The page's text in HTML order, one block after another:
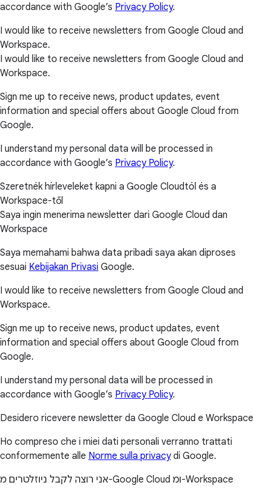
accordance with Google’s Privacy Policy.
I would like to receive newsletters from Google Cloud and
Workspace.
I would like to receive newsletters from Google Cloud and
Workspace.
Sign me up to receive news, product updates, event
information and special offers about Google Cloud from
Google.
I understand my personal data will be processed in
accordance with Google’s Privacy Policy.
Szeretnék hírleveleket kapni a Google Cloudtól és a
Workspace-től
Saya ingin menerima newsletter dari Google Cloud dan
Workspace
Saya memahami bahwa data pribadi saya akan diproses
sesuai Kebijakan Privasi Google.
I would like to receive newsletters from Google Cloud and
Workspace.
Sign me up to receive news, product updates, event
information and special offers about Google Cloud from
Google.
I understand my personal data will be processed in
accordance with Google’s Privacy Policy.
Desidero ricevere newsletter da Google Cloud e Workspace
Ho compreso che i miei dati personali verranno trattati
conformemente alle Norme sulla privacydi Google.
אני רוצה לקבל ניוזלטרים מ-Google Cloud ומ-Workspace